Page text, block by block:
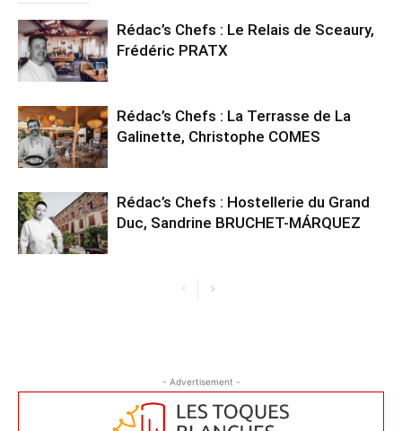
Rédac’s Chefs : Le Relais de Sceaury,
Frédéric PRATX
Rédac’s Chefs : La Terrasse de La
Galinette, Christophe COMES
Rédac’s Chefs : Hostellerie du Grand
Duc, Sandrine BRUCHET-MÁRQUEZ
- Advertisement -